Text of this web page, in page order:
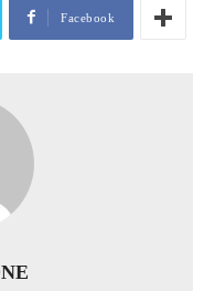
Facebook